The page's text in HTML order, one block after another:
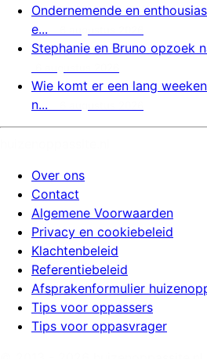
Ondernemende en
e...
Stephanie en Bruno opzoek
Wie komt er een lang
n...
Over ons
Contact
Algemene Voorwaarden
Privacy en cookiebeleid
Klachtenbeleid
Referentiebeleid
Afsprakenformulier
Tips voor oppassers
Tips voor oppasvrager